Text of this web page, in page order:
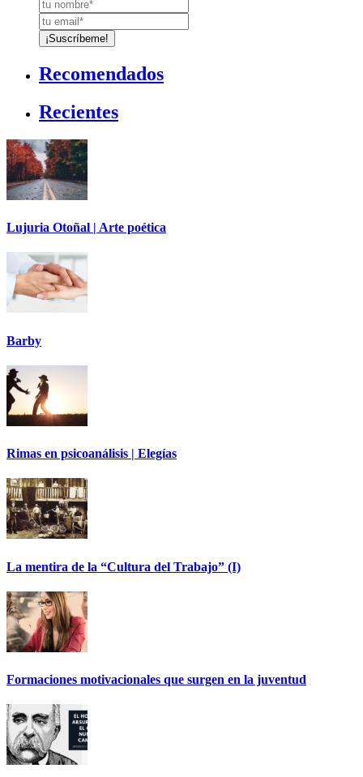
Recomendados
Recientes
Lujuria Otoñal | Arte poética
Barby
Rimas en psicoanálisis | Elegías
La mentira de la “Cultura del Trabajo” (I)
Formaciones motivacionales que surgen en la juventud